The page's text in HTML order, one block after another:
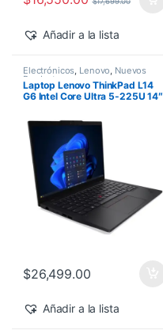
Añadir a la lista
Electrónicos, Lenovo, Nuevos
Productos
Laptop Lenovo ThinkPad L14
G6 Intel Core Ultra 5-225U 14″
Pro
$26,499.00
Añadir a la lista